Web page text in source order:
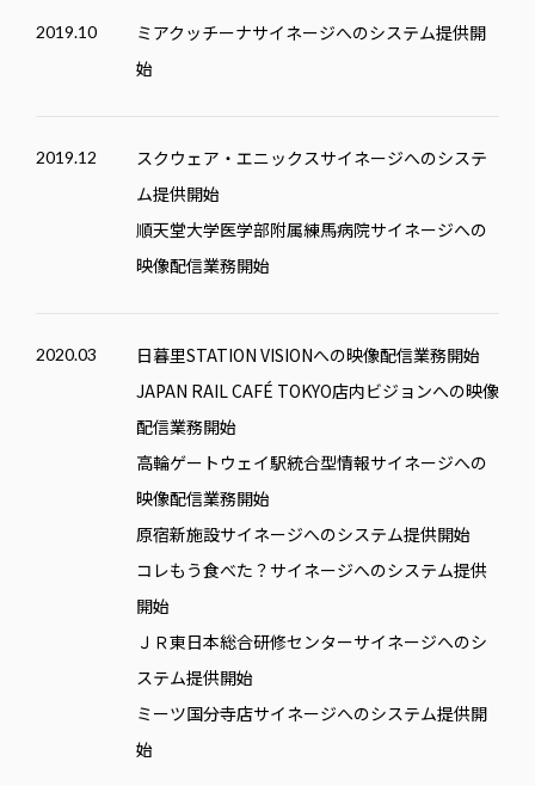
2019.10
ミアクッチーナサイネージへのシステム提供開
始
2019.12
スクウェア・エニックスサイネージへのシステ
ム提供開始
順天堂大学医学部附属練馬病院サイネージへの
映像配信業務開始
2020.03
日暮里STATION VISIONへの映像配信業務開始
JAPAN RAIL CAFÉ TOKYO店内ビジョンへの映像
配信業務開始
高輪ゲートウェイ駅統合型情報サイネージへの
映像配信業務開始
原宿新施設サイネージへのシステム提供開始
コレもう食べた？サイネージへのシステム提供
開始
ＪＲ東日本総合研修センターサイネージへのシ
ステム提供開始
ミーツ国分寺店サイネージへのシステム提供開
始